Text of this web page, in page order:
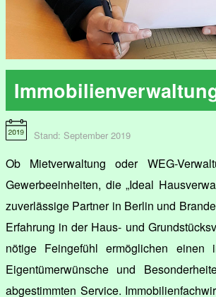
Stand: September 2019
Ob Mietverwaltung oder WEG-
Gewerbeeinheiten, die „Ideal
zuverlässige Partner in Berlin und
Erfahrung in der Haus- und
nötige Feingefühl ermöglichen einen
Eigentümerwünsche und
abgestimmten Service.